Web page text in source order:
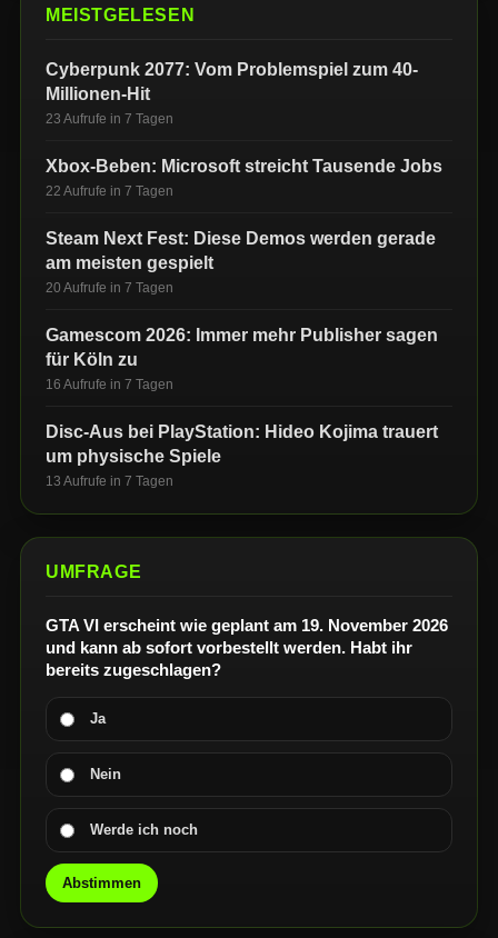
MEISTGELESEN
Cyberpunk 2077: Vom Problemspiel zum 40-
Millionen-Hit
23 Aufrufe in 7 Tagen
Xbox-Beben: Microsoft streicht Tausende Jobs
22 Aufrufe in 7 Tagen
Steam Next Fest: Diese Demos werden gerade
am meisten gespielt
20 Aufrufe in 7 Tagen
Gamescom 2026: Immer mehr Publisher sagen
für Köln zu
16 Aufrufe in 7 Tagen
Disc-Aus bei PlayStation: Hideo Kojima trauert
um physische Spiele
13 Aufrufe in 7 Tagen
UMFRAGE
GTA VI erscheint wie geplant am 19. November 2026
und kann ab sofort vorbestellt werden. Habt ihr
bereits zugeschlagen?
Ja
Nein
Werde ich noch
Abstimmen